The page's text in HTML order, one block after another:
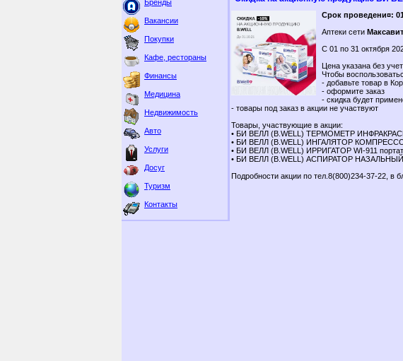
Бренды
Вакансии
Покупки
Кафе, рестораны
Финансы
Медицина
Недвижимость
Авто
Услуги
Досуг
Туризм
Контакты
Срок проведени¤:
Аптеки сети Максавит
С 01 по 31 октября
Цена указана без
Чтобы
- добавьте товар в
- оформите заказ
- скидка будет
- товары под заказ в акции не участвуют
Товары, участвующие в акции:
• БИ ВЕЛЛ (B.WELL) ТЕРМОМЕТР
• БИ ВЕЛЛ (B.WELL) ИНГАЛЯТОР
• БИ ВЕЛЛ (B.WELL) ИРРИГАТОР WI-911
• БИ ВЕЛЛ (B.WELL) АСПИРАТОР НАЗАЛЬНЫЙ
Подробности акции по тел.8(800)234-37-22, в